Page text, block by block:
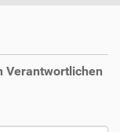
Verantwortlichen